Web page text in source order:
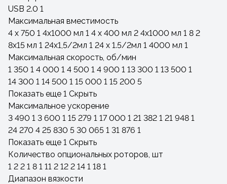
USB 2.0 1
Максимальная вместимость
4 x 750 1 4x1000 мл 1 4 x 400 мл 2 4х1000 мл 1 8 2
8x15 мл 1 24х1,5/2мл 1 24 х 1.5/2мл 1 4000 мл 1
Максимальная скорость, об/мин
1 350 1 4 000 1 4 500 1 4 900 1 13 300 1 13 500 1
14 300 1 14 500 1 15 000 1 15 200 5
Показать еще 1 Скрыть
Максимальное ускорение
3 490 1 3 600 1 15 279 1 17 000 1 21 382 1 21 948 1
24 270 4 25 830 5 30 065 1 31 876 1
Показать еще 1 Скрыть
Количество опциональных роторов, шт
1 2 2 1 8 1 11 2 12 2 14 1 18 1
Диапазон вязкости